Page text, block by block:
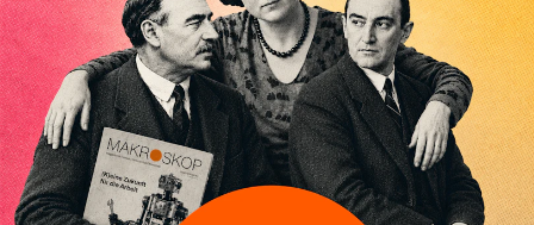
Inhaltsverzeichnis
Allerdings ist die Studienlage weniger
erfolgsversprechend, als die Verfechter der
Arbeitsmarktderegulierung propagieren. Der
Sozioökonom Günther Grunertverweist auf Studien,
die keinen signifikanten positiven Effekt auf die
Beschäftigung zeigen. Im Gegenteil, geringerer
Kündigungsschutz oder dezentrale Lohnfindung